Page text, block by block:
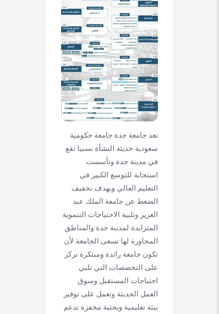
تعد جامعة جدة جامعة حكومية
سعودية حديثة النشأة نسبيا تقع
في مدينة جدة وتأسست
استجابة للتوسع الكبير في
التعليم العالي وبهدف تخفيف
الضغط عن جامعة الملك عبد
العزيز وتلبية الاحتياجات التنموية
المتزايدة لمدينة جدة والمناطق
المجاورة لها تسعى الجامعة لأن
تكون جامعة رائدة ومبتكرة تركز
على التخصصات التي تلبي
احتياجات المستقبل وسوق
العمل الحديثة وتعمل على توفير
بيئة تعليمية وبحثية محفزة تدعم